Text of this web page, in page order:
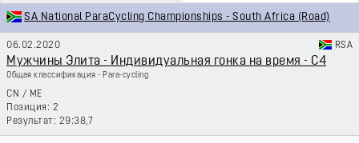
SA National ParaCycling Championships - South Africa (Road)
06.02.2020 RSA
Мужчины Элита - Индивидуальная гонка на время - C4
Общая классификация - Para-cycling
CN / ME
2
29:38,7